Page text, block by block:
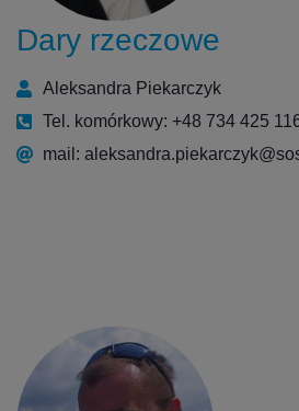
Dary rzeczowe
Aleksandra Piekarczyk
Tel. komórkowy: +48 734 425
mail: